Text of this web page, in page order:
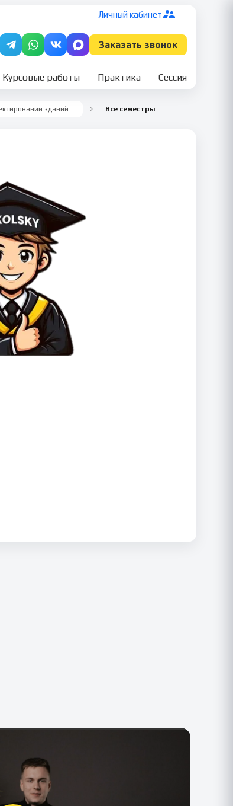
Личный кабинет
Заказать звонок
Курсовые работы Практика Сессия
Учебная практика ПМ.01 Участие в проектировании зданий и сооружений — Строительство Все семестры